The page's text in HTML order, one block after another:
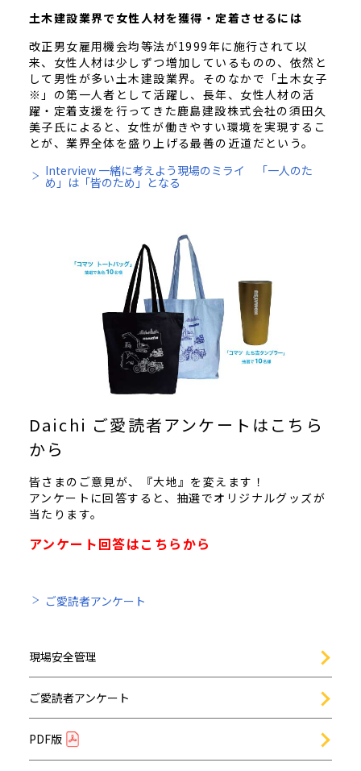
土木建設業界で女性人材を獲得・定着させるには
改正男女雇用機会均等法が1999年に施行されて以
来、女性人材は少しずつ増加しているものの、依然と
して男性が多い土木建設業界。そのなかで「土木女子
※」の第一人者として活躍し、長年、女性人材の活
躍・定着支援を行ってきた鹿島建設株式会社の須田久
美子氏によると、女性が働きやすい環境を実現するこ
とが、業界全体を盛り上げる最善の近道だという。
Interview 一緒に考えよう現場のミライ 「一人のた
め」は「皆のため」となる
Daichi ご愛読者アンケートはこちら
から
皆さまのご意見が、『大地』を変えます！
アンケートに回答すると、抽選でオリジナルグッズが
当たります。
アンケート回答はこちらから
ご愛読者アンケート
現場安全管理
ご愛読者アンケート
PDF版